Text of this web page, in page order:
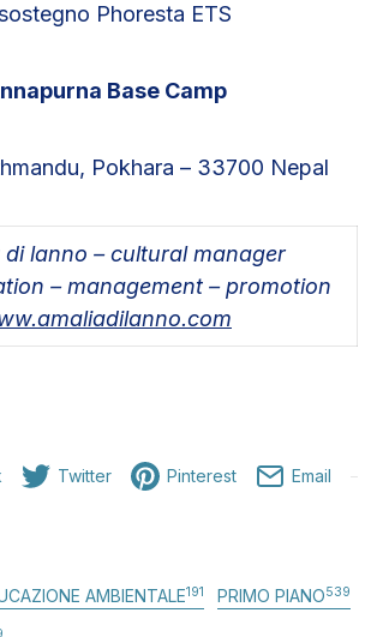
Phoresta ETS
Base Camp
Pokhara – 33700 Nepal
di lanno – cultural manager
– management – promotion
Twitter Pinterest Email
AMBIENTALE191 PRIMO PIANO539